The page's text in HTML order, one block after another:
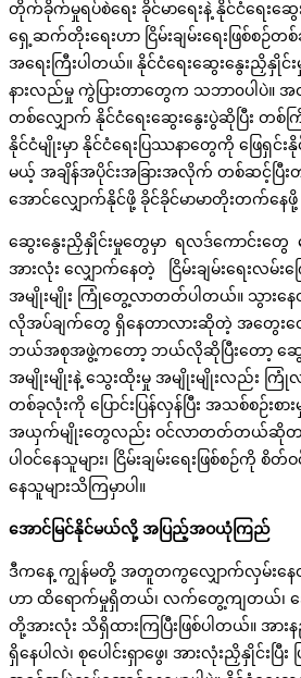
တိုက်ခိုက်မှုရပ်စဲရေး ခိုင်မာရေးနဲ့ နိုင်ငံရေးဆွေး
ရှေ့ဆက်တိုးရေးဟာ ငြိမ်းချမ်းရေးဖြစ်စ
အရေးကြီးပါတယ်။ နိုင်ငံရေးဆွေးနွေးညှိနှိုင်
နားလည်မှု ကွဲပြားတာတွေက သဘာ၀ပါပဲ။ အ
တစ်လျှောက် နိုင်ငံရေးဆွေးနွေးပွဲဆိုပြီး တစ်
နိုင်ငံမျိုးမှာ နိုင်ငံရေးပြဿနာတွေကို ဖြေရှင်းနို
မယ့် အချိန်အပိုင်းအခြားအလိုက် တစ်ဆင့်ပြီ
အောင်လျှောက်နိုင်ဖို့ ခိုင်ခိုင်မာမာတိုးတက်နေဖို့
ဆွေးနွေးညှိနှိုင်းမှုတွေမှာ ရလဒ်ကောင်းတွေ
အားလုံး လျှောက်နေတဲ့ ငြိမ်းချမ်းရေးလမ်း
အမျိုးမျိုး ကြုံတွေ့လာတတ်ပါတယ်။ သွားနေ
လိုအပ်ချက်တွေ ရှိနေတာလားဆိုတဲ့ အတွေးတွ
ဘယ်အစုအဖွဲ့ကတော့ ဘယ်လိုဆိုပြီးတော့ ဆွေး
အမျိုးမျိုးနဲ့ သွေးထိုးမှု အမျိုးမျိုးလည်း ကြုံ
တစ်ခုလုံးကို ပြောင်းပြန်လှန်ပြီး အသစ်စဉ်း
အယှက်မျိုးတွေလည်း ဝင်လာတတ်တယ်ဆိုတာ ငြိ
ပါဝင်နေသူများ၊ ငြိမ်းချမ်းရေးဖြစ်စဉ်ကို
နေသူများသိကြမှာပါ။
အောင်မြင်နိုင်မယ်လို့ အပြည့်အဝယုံကြည်
ဒီကနေ့ ကျွန်မတို့ အတူတကွလျှောက်လှမ်းနေတဲ့
ဟာ ထိရောက်မှုရှိတယ်၊ လက်တွေ့ကျတယ်၊ အ
တို့အားလုံး သိရှိထားကြပြီးဖြစ်ပါတယ်။ အာ
ရှိနေပါလဲ၊ စုပေါင်းရှာဖွေ၊ အားလုံးညှိနှိုင်းပ